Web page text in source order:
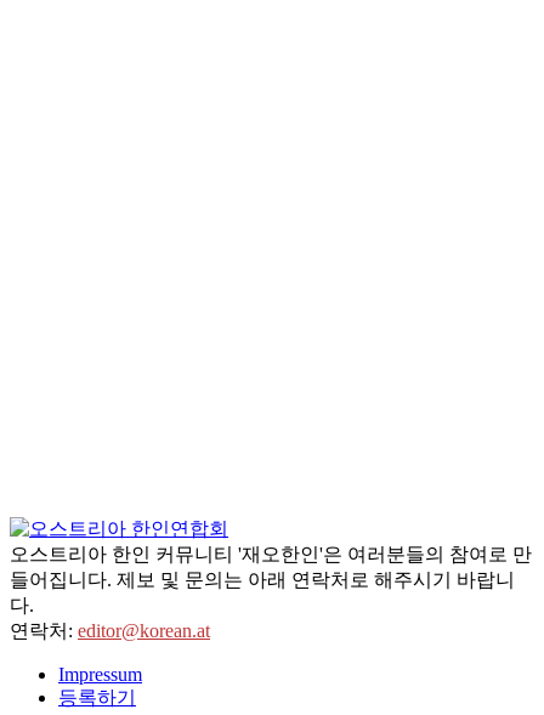
오스트리아 한인 커뮤니티 '재오한인'은 여러분들의 참여로 만
들어집니다. 제보 및 문의는 아래 연락처로 해주시기 바랍니
다.
연락처: editor@korean.at
Impressum
등록하기